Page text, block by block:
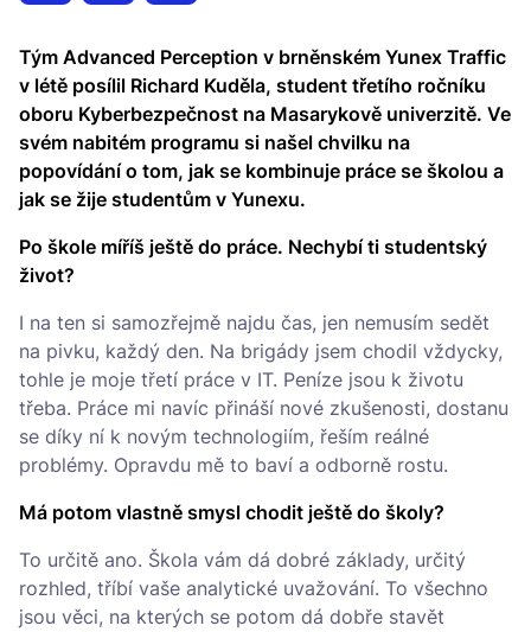
Tým Advanced Perception v brněnském Yunex Traffic
v létě posílil Richard Kuděla, student třetího ročníku
oboru Kyberbezpečnost na Masarykově univerzitě. Ve
svém nabitém programu si našel chvilku na
popovídání o tom, jak se kombinuje práce se školou a
jak se žije studentům v Yunexu.
Po škole míříš ještě do práce. Nechybí ti studentský
život?
I na ten si samozřejmě najdu čas, jen nemusím sedět
na pivku, každý den. Na brigády jsem chodil vždycky,
tohle je moje třetí práce v IT. Peníze jsou k životu
třeba. Práce mi navíc přináší nové zkušenosti, dostanu
se díky ní k novým technologiím, řeším reálné
problémy. Opravdu mě to baví a odborně rostu.
Má potom vlastně smysl chodit ještě do školy?
To určitě ano. Škola vám dá dobré základy, určitý
rozhled, tříbí vaše analytické uvažování. To všechno
jsou věci, na kterých se potom dá dobře stavět